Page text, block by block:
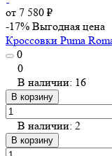
от 7 580 ₽
-17% Выгодная цена
Кроссовки Puma
0
0
В наличии: 16
В корзину
В наличии: 2
В корзину